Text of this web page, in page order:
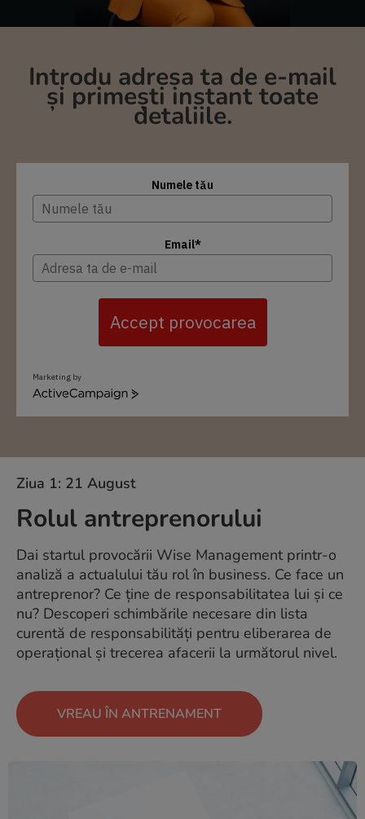
Introdu adresa ta de e-mail
și primești instant toate
detaliile.
Numele tău
Email*
Accept provocarea
Marketing by
ActiveCampaign
Ziua 1: 21 August
Rolul antreprenorului
Dai startul provocării Wise Management printr-o
analiză a actualului tău rol în business. Ce face un
antreprenor? Ce ține de responsabilitatea lui și ce
nu? Descoperi schimbările necesare din lista
curentă de responsabilități pentru eliberarea de
operațional și trecerea afacerii la următorul nivel.
VREAU ÎN ANTRENAMENT